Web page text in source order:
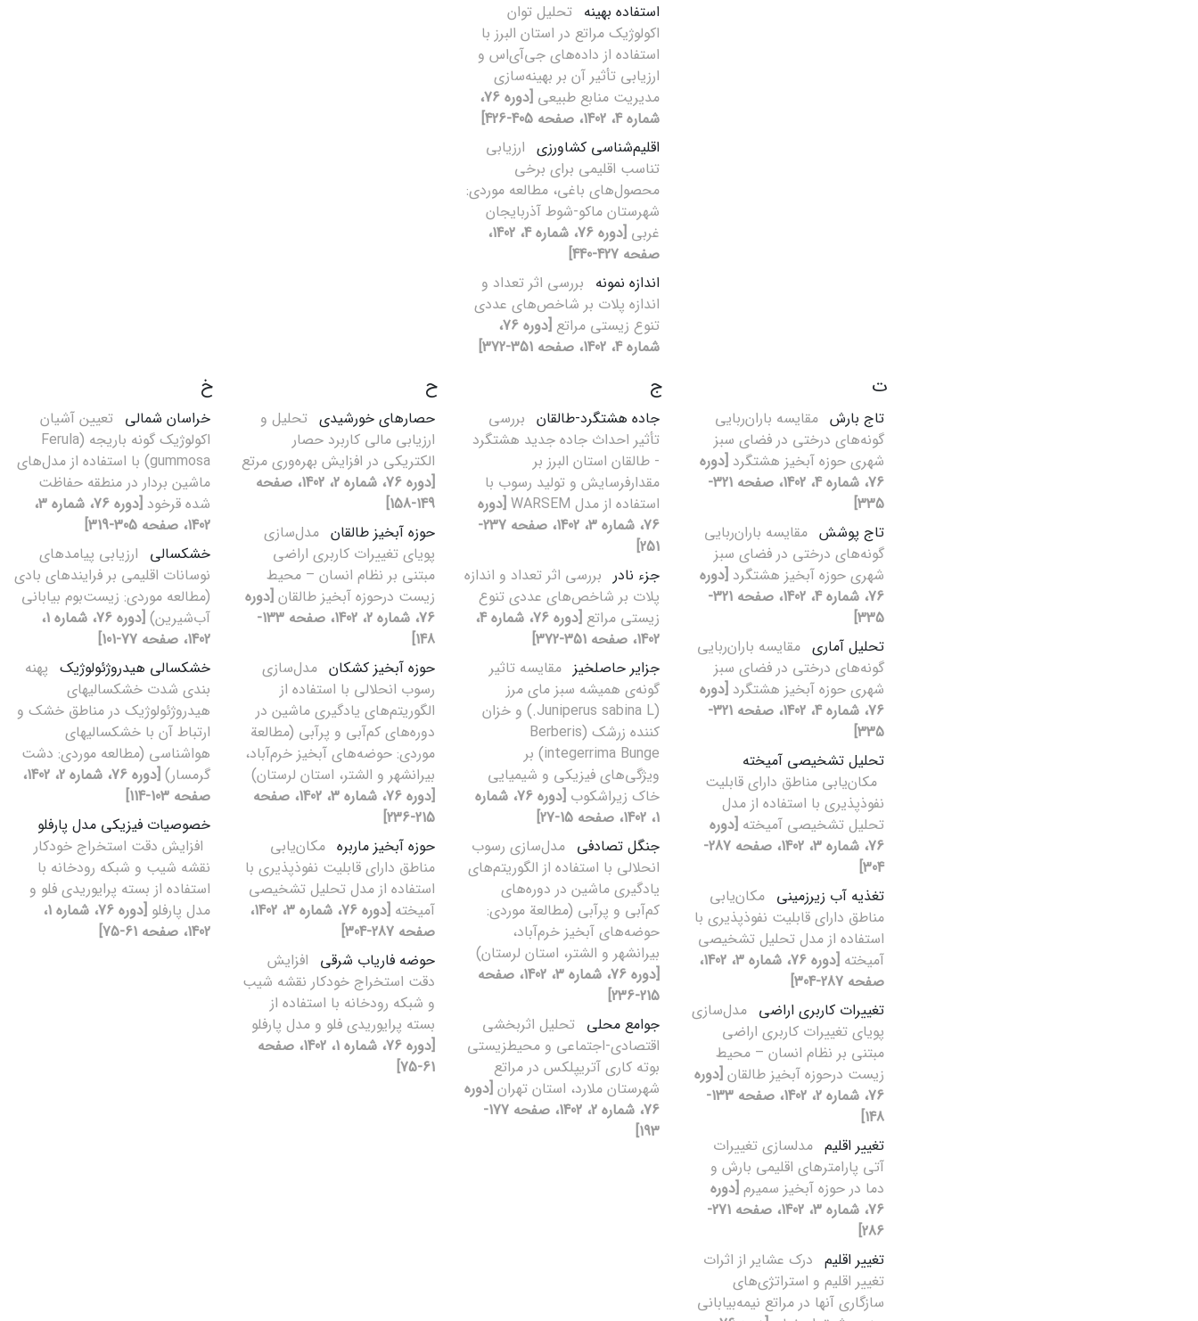
استفاده بهینه تحلیل توان
اکولوژیک مراتع در استان البرز با
استفاده از داده‌های جی‌آی‌اس و
ارزیابی تأثیر آن بر بهینه‌سازی
مدیریت منابع طبیعی
[دوره 76،
شماره 4، 1402، صفحه 405-426]
اقلیم‌شناسی کشاورزی ارزیابی
تناسب اقلیمی برای برخی
محصول‌های باغی، مطالعه موردی:
شهرستان ماکو-شوط آذربایجان
غربی
[دوره 76، شماره 4، 1402،
صفحه 427-440]
اندازه نمونه بررسی اثر تعداد و
اندازه پلات بر شاخص‌های عددی
تنوع زیستی مراتع
[دوره 76،
شماره 4، 1402، صفحه 351-372]
ت
تاج بارش مقایسه ‌باران‌ربایی
‌گونه‌های‌‌ درختی در فضای سبز
شهری حوزه آبخیز هشتگرد [دوره
76، شماره 4، 1402، صفحه 321-
335]
تاج پوشش مقایسه ‌باران‌ربایی
‌گونه‌های‌‌ درختی در فضای سبز
شهری حوزه آبخیز هشتگرد [دوره
76، شماره 4، 1402، صفحه 321-
335]
تحلیل آماری مقایسه ‌باران‌ربایی
‌گونه‌های‌‌ درختی در فضای سبز
شهری حوزه آبخیز هشتگرد [دوره
76، شماره 4، 1402، صفحه 321-
335]
تحلیل تشخیصی آمیخته
مکان‌یابی مناطق دارای قابلیت
نفوذپذیری با استفاده از مدل
تحلیل تشخیصی آمیخته [دوره
76، شماره 3، 1402، صفحه 287-
304]
تغذیه آب زیرزمینی مکان‌یابی
مناطق دارای قابلیت نفوذپذیری با
استفاده از مدل تحلیل تشخیصی
آمیخته
[دوره 76، شماره 3، 1402،
صفحه 287-304]
تغییرات کاربری اراضی مدل‌سازی
پویای تغییرات کاربری اراضی
مبتنی بر نظام انسان – محیط
زیست درحوزه آبخیز طالقان [دوره
76، شماره 2، 1402، صفحه 133-
148]
تغییر اقلیم مدلسازی تغییرات
آتی پارامترهای اقلیمی بارش و
دما در حوزه آبخیز سمیرم [دوره
76، شماره 3، 1402، صفحه 271-
286]
تغییر اقلیم درک عشایر از اثرات
تغییر اقلیم و استراتژی‌‌های
سازگاری آنها در مراتع نیمه‌‌بیابانی
ج
جاده هشتگرد-طالقان بررسی
تأثیر احداث جاده جدید هشتگرد
- طالقان استان البرز بر
مقدارفرسایش و تولید رسوب با
استفاده از مدل WARSEM
[دوره
76، شماره 3، 1402، صفحه 237-
251]
جزء نادر بررسی اثر تعداد و اندازه
پلات بر شاخص‌های عددی تنوع
زیستی مراتع
[دوره 76، شماره 4،
1402، صفحه 351-372]
جزایر حاصلخیز مقایسه تاثیر
گونه‌ی همیشه سبز مای مرز
(Juniperus sabina L.) و خزان
کننده زرشک (Berberis
integerrima Bunge) بر
ویژگی‌های فیزیکی و شیمیایی
خاک زیراشکوب
[دوره 76، شماره
1، 1402، صفحه 15-27]
جنگل تصادفی مدل‌سازی رسوب
انحلالی با استفاده از الگوریتم‌های
یادگیری ماشین در دوره‌های
کم‌آبی و پرآبی (مطالعة موردی:
حوضه‌های آبخیز خرم‌آباد،
بیرانشهر و الشتر، استان لرستان)
[دوره 76، شماره 3، 1402، صفحه
215-236]
جوامع محلی تحلیل اثربخشی
اقتصادی-اجتماعی و محیطزیستی
بوته کاری آتریپلکس در مراتع
شهرستان ملارد، استان تهران [دوره
76، شماره 2، 1402، صفحه 177-
193]
ح
حصارهای خورشیدی تحلیل و
ارزیابی مالی کاربرد حصار
الکتریکی در افزایش بهره‌وری مرتع
[دوره 76، شماره 2، 1402، صفحه
149-158]
حوزه آبخیز طالقان مدل‌سازی
پویای تغییرات کاربری اراضی
مبتنی بر نظام انسان – محیط
زیست درحوزه آبخیز طالقان [دوره
76، شماره 2، 1402، صفحه 133-
148]
حوزه آبخیز کشکان مدل‌سازی
رسوب انحلالی با استفاده از
الگوریتم‌های یادگیری ماشین در
دوره‌های کم‌آبی و پرآبی (مطالعة
موردی: حوضه‌های آبخیز خرم‌آباد،
بیرانشهر و الشتر، استان لرستان)
[دوره 76، شماره 3، 1402، صفحه
215-236]
حوزه آبخیز ماربره مکان‌یابی
مناطق دارای قابلیت نفوذپذیری با
استفاده از مدل تحلیل تشخیصی
آمیخته
[دوره 76، شماره 3، 1402،
صفحه 287-304]
حوضه فاریاب شرقی افزایش
دقت استخراج خودکار نقشه شیب
و شبکه رودخانه با استفاده از
بسته پرایوریدی فلو و مدل پارفلو
[دوره 76، شماره 1، 1402، صفحه
61-75]
خ
خراسان شمالی تعیین آشیان
اکولوژیک گونه باریجه (Ferula
gummosa) با استفاده از مدل‌های
ماشین بردار در منطقه حفاظت
شده قرخود
[دوره 76، شماره 3،
1402، صفحه 305-319]
خشکسالی ارزیابی پیامدهای
نوسانات اقلیمی بر فرایندهای بادی
(مطالعه موردی: زیست‌بوم بیابانی
آب‌شیرین)
[دوره 76، شماره 1،
1402، صفحه 77-101]
خشکسالی هیدروژئولوژیک پهنه
بندی شدت خشکسالیهای
هیدروژئولوژیک در مناطق خشک و
ارتباط آن با خشکسالیهای
هواشناسی (مطالعه موردی: دشت
گرمسار)
[دوره 76، شماره 2، 1402،
صفحه 103-114]
خصوصیات فیزیکی مدل پارفلو
افزایش دقت استخراج خودکار
نقشه شیب و شبکه رودخانه با
استفاده از بسته پرایوریدی فلو و
مدل پارفلو
[دوره 76، شماره 1،
1402، صفحه 61-75]